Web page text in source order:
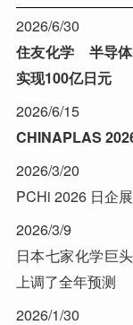
2026/6/30
住友化学 半导
实现100亿日元
2026/6/15
CHINAPLAS
2026/3/20
PCHi 2026 日企
2026/3/9
日本七家化学巨
上调了全年预测
2026/1/30